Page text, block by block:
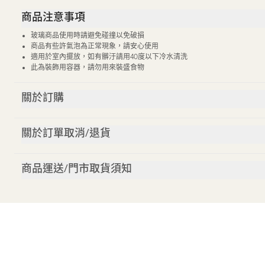
商品注意事項
玻璃商品使用時請避免碰撞以免破損
商品有些許氣泡為正常現象，請安心使用
適用於室內擺放，如有髒汙請用40度以下冷水清洗
此為裝飾用容器，請勿用來裝盛食物
關於訂購
關於訂單取消/退貨
商品運送/門市取貨須知